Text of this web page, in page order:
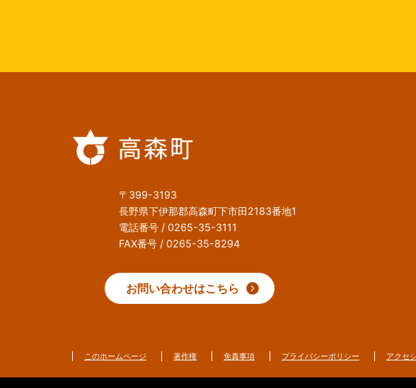
〒399-3193
長野県下伊那郡高森町下市田2183番地1
電話番号 / 0265-35-3111
FAX番号 / 0265-35-8294
お問い合わせはこちら
このホームページ 著作権 免責事項 プライバシーポリシー アクセ